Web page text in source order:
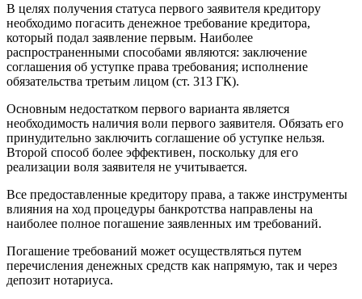
В целях получения статуса первого заявителя кредитору
необходимо погасить денежное требование кредитора,
который подал заявление первым. Наиболее
распространенными способами являются: заключение
соглашения об уступке права требования; исполнение
обязательства третьим лицом (ст. 313 ГК).
Основным недостатком первого варианта является
необходимость наличия воли первого заявителя. Обязать его
принудительно заключить соглашение об уступке нельзя.
Второй способ более эффективен, поскольку для его
реализации воля заявителя не учитывается.
Все предоставленные кредитору права, а также инструменты
влияния на ход процедуры банкротства направлены на
наиболее полное погашение заявленных им требований.
Погашение требований может осуществляться путем
перечисления денежных средств как напрямую, так и через
депозит нотариуса.